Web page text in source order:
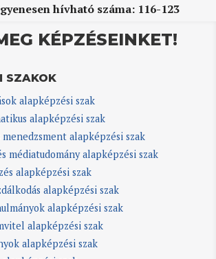
hívható száma: 116-123
KÉPZÉSEINKET!
SZAKOK
alapképzési szak
alapképzési szak
menedzsment alapképzési szak
médiatudomány alapképzési szak
alapképzési szak
alapképzési szak
alapképzési szak
alapképzési szak
alapképzési szak